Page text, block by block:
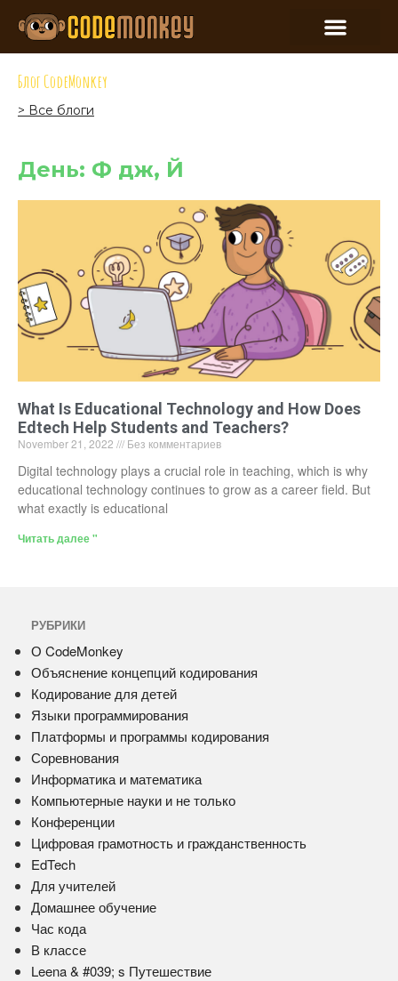
Блог CodeMonkey
> Все блоги
День: Ф дж, Й
What Is Educational Technology and How Does
Edtech Help Students and Teachers?
November 21, 2022 Без комментариев
Digital technology plays a crucial role in teaching, which is why
educational technology continues to grow as a career field. But
what exactly is educational
Читать далее "
РУБРИКИ
О CodeMonkey
Объяснение концепций кодирования
Кодирование для детей
Языки программирования
Платформы и программы кодирования
Соревнования
Информатика и математика
Компьютерные науки и не только
Конференции
Цифровая грамотность и гражданственность
EdTech
Для учителей
Домашнее обучение
Час кода
В классе
Leena & #039; s Путешествие